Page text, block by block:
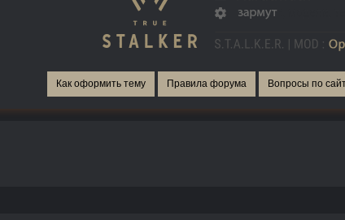
Как оформить тему Правила форума Вопросы по